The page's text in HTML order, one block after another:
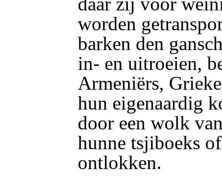
worden
barken den
in- en uitroeien,
Armeniërs,
hun eigenaardig
door een wolk
hunne tsjiboeks
ontlokken.